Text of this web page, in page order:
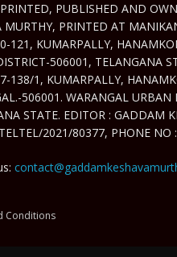
PUBLISHED AND
MURTHY, PRINTED AT
121, KUMARPALLY,
506001, TELANGANA
138/1, KUMARPALLY,
506001. WARANGAL URBAN
STATE. EDITOR : GADDAM
2021/80377, PHONE NO
Conditions